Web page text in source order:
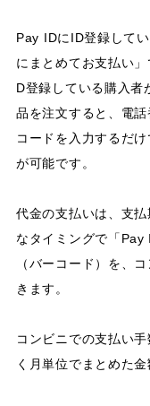
Pay IDにID登録して
にまとめてお支払い
D登録している購入者
品を注文すると、電
コードを入力するだ
が可能です。
代金の支払いは、支
なタイミングで「
（バーコード）を、
きます。
コンビニでの支払い
く月単位でまとめた